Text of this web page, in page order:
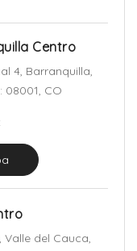
Centro
4, Barranquilla,
08001, CO
Valle del Cauca,